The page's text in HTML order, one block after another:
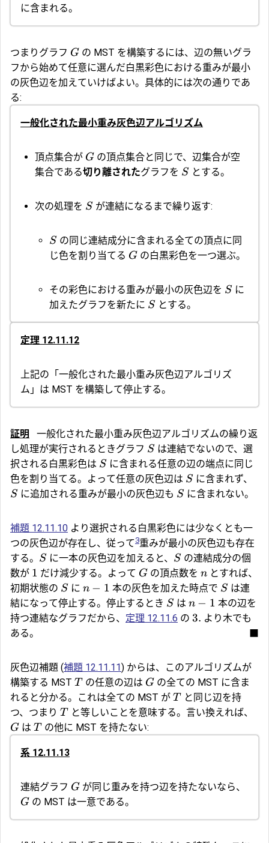
に含まれる。
つまりグラフ G の MST を構築するには、辺の無いグラ
フから始めて任意に選んだ白黒彩色における重みが最小
の灰色辺を加えていけばよい。具体的には次の通りであ
る:
一般化された最小重み灰色辺アルゴリズム
頂点集合が G の頂点集合と同じで、辺集合が空
集合である切り離されたグラフを S とする。
次の処理を S が連結になるまで繰り返す:
S の同じ連結成分に含まれる全ての頂点に同
じ色を割り当てる G の白黒彩色を一つ選ぶ。
その彩色における重みが最小の灰色辺を S に
加えたグラフを新たに S とする。
定理 12.11.12
上記の「一般化された最小重み灰色辺アルゴリズ
ム」は MST を構築して停止する。
証明
一般化された最小重み灰色辺アルゴリズムの繰り返
し処理が実行されるときグラフ S は連結でないので、選
択される白黒彩色は S に含まれる任意の辺の端点に同じ
色を割り当てる。よって任意の灰色辺は S に含まれず、
S に追加される重みが最小の灰色辺も S に含まれない。
補題 12.11.10 より選択される白黒彩色には少なくとも一
つの灰色辺が存在し、従って3重みが最小の灰色辺も存在
する。 S に一本の灰色辺を加えると、 S の連結成分の個
数が 1 だけ減少する。よって G の頂点数を n とすれば、
初期状態の S にn − 1 本の灰色を加えた時点で S は連
結になって停止する。停止するとき S はn − 1 本の辺を
持つ連結なグラフだから、 定理 12.11.6 の 3. より木でも
ある。
灰色辺補題 (補題 12.11.11) からは、このアルゴリズムが
構築する MST T の任意の辺は G の全ての MST に含ま
れると分かる。これは全ての MST が T と同じ辺を持
つ、つまり T と等しいことを意味する。言い換えれば、
G は T の他に MST を持たない:
系 12.11.13
連結グラフ G が同じ重みを持つ辺を持たないなら、
G の MST は一意である。